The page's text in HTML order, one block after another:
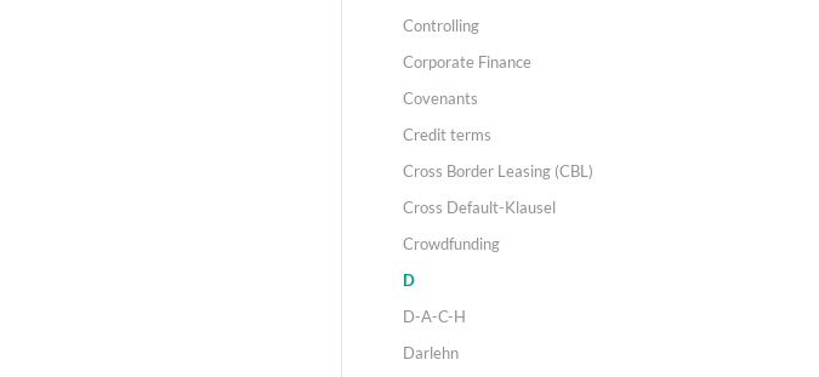
Controlling
Corporate Finance
Covenants
Credit terms
Cross Border Leasing (CBL)
Cross Default-Klausel
Crowdfunding
D
D-A-C-H
Darlehn